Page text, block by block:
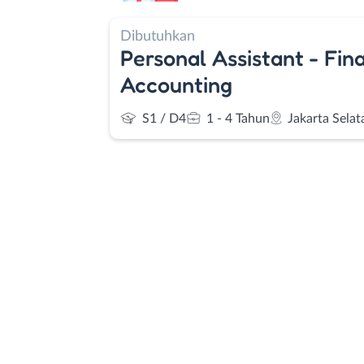
Dibutuhkan
Personal Assistant -
Accounting
S1 / D4 1 - 4 Tahun Jakarta